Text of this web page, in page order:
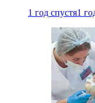
1 год спустя1